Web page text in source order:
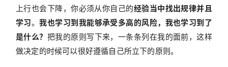
上行也会下降，你必须从你自己的经验当中找出规律并且
学习。我也学习到我能够承受多高的风险，我也学习到了
是什么？ 把我的原则写下来，一条条列在我的面前，这样
做决定的时候可以很好遵循自己所立下的原则。